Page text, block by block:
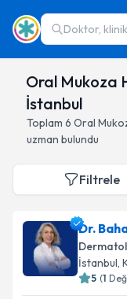
Doktor,
Oral Mukoza
İstanbul
Toplam 6 Oral
uzman bulundu
Filtrele
Dr.
İstanbul,
5 (1